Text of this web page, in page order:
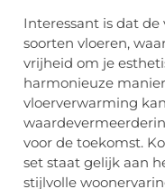
Interessant is dat
soorten vloeren,
vrijheid om je
harmonieuze
vloerverwarming
voor de toekomst.
set staat gelijk aan
stijlvolle